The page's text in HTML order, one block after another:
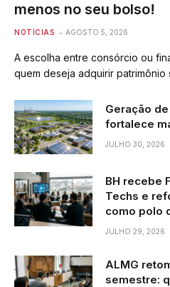
menos no seu bolso!
NOTÍCIAS AGOSTO 5, 2026
A escolha entre consórcio ou
quem deseja adquirir patrimônio
Geração
fortalece
JULHO 30, 2026
BH recebe
Techs e
como polo
JULHO 29, 2026
ALMG
semestre: